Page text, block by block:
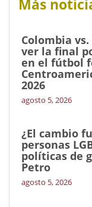
Más
Colombia
ver la final
en el fútbol
2026
agosto 5, 2026
¿El cambio
personas
políticas de
Petro
agosto 5, 2026